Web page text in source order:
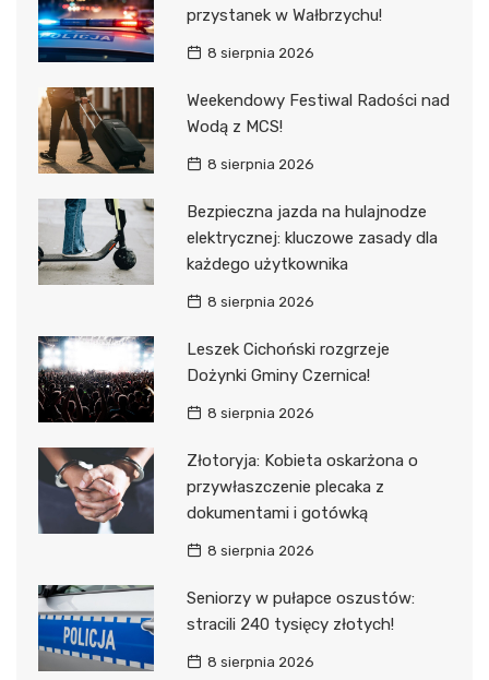
przystanek w Wałbrzychu!
8 sierpnia 2026
Weekendowy Festiwal Radości nad
Wodą z MCS!
8 sierpnia 2026
Bezpieczna jazda na hulajnodze
elektrycznej: kluczowe zasady dla
każdego użytkownika
8 sierpnia 2026
Leszek Cichoński rozgrzeje
Dożynki Gminy Czernica!
8 sierpnia 2026
Złotoryja: Kobieta oskarżona o
przywłaszczenie plecaka z
dokumentami i gotówką
8 sierpnia 2026
Seniorzy w pułapce oszustów:
stracili 240 tysięcy złotych!
8 sierpnia 2026